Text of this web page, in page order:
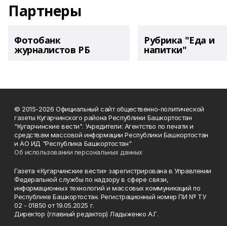
Партнеры
Фотобанк
журналистов РБ
Рубрика "Еда и
напитки"
© 2015-2026 Официальный сайт общественно-политической
газеты Кугарчинского района Республики Башкортостан
"Кугарчинские вести". Учредители: Агентство по печати и
средствам массовой информации Республики Башкортостан
и АО ИД "Республика Башкортостан"
Об использовании персональных данных
Газета «Кугарчинские вести» зарегистрирована в Управлении
Федеральной службы по надзору в сфере связи,
информационных технологий и массовых коммуникаций по
Республике Башкортостан. Регистрационный номер ПИ № ТУ
02 - 01850 от 19.05.2025 г.
Директор (главный редактор) Ладыженко А.Г.